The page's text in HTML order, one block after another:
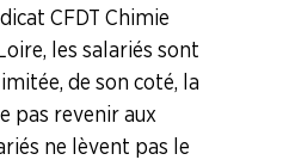
CFDT Chimie
les salariés sont
de son coté, la
pas revenir aux
ne lèvent pas le